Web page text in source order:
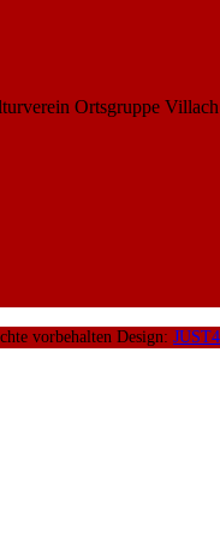
Ortsgruppe Villach
vorbehalten Design: